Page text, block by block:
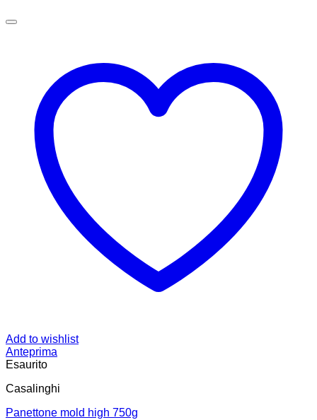
Add to wishlist
Anteprima
Esaurito
Casalinghi
Panettone mold high 750g